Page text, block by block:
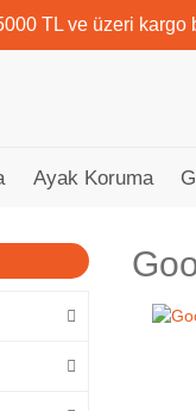
TL ve üzeri kargo
Ayak Koruma